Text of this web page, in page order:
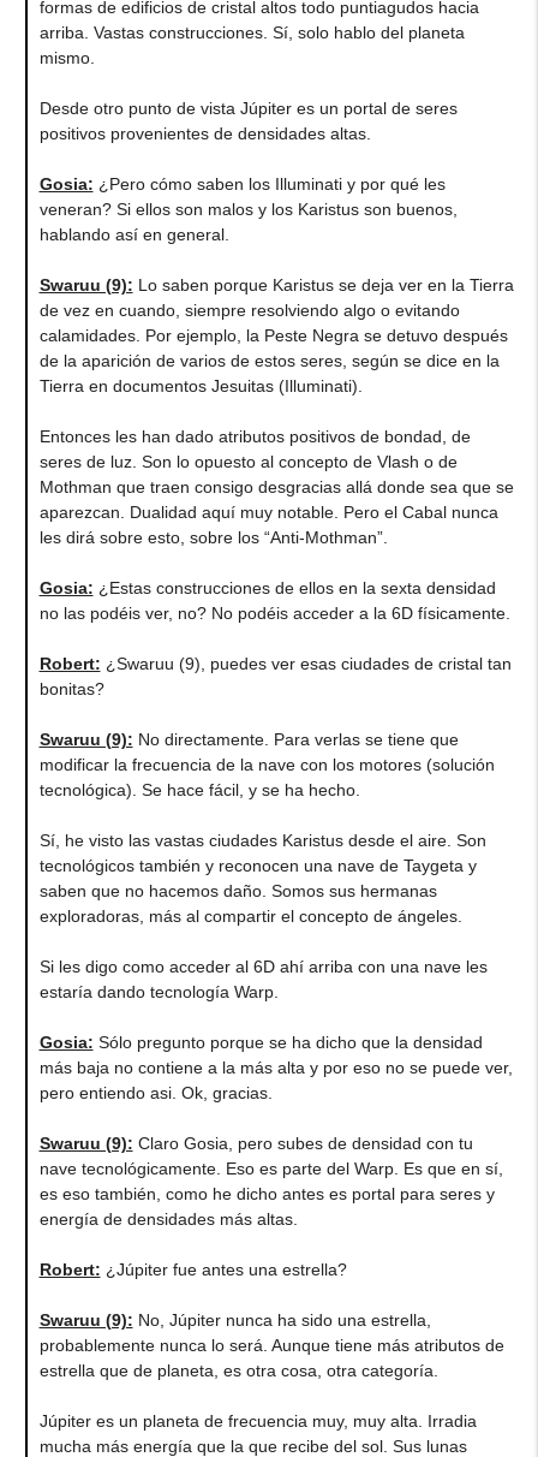
formas de edificios de cristal altos todo puntiagudos hacia
arriba. Vastas construcciones. Sí, solo hablo del planeta
mismo.
Desde otro punto de vista Júpiter es un portal de seres
positivos provenientes de densidades altas.
Gosia: ¿Pero cómo saben los Illuminati y por qué les
veneran? Si ellos son malos y los Karistus son buenos,
hablando así en general.
Swaruu (9): Lo saben porque Karistus se deja ver en la Tierra
de vez en cuando, siempre resolviendo algo o evitando
calamidades. Por ejemplo, la Peste Negra se detuvo después
de la aparición de varios de estos seres, según se dice en la
Tierra en documentos Jesuitas (Illuminati).
Entonces les han dado atributos positivos de bondad, de
seres de luz. Son lo opuesto al concepto de Vlash o de
Mothman que traen consigo desgracias allá donde sea que se
aparezcan. Dualidad aquí muy notable. Pero el Cabal nunca
les dirá sobre esto, sobre los “Anti-Mothman”.
Gosia: ¿Estas construcciones de ellos en la sexta densidad
no las podéis ver, no? No podéis acceder a la 6D físicamente.
Robert: ¿Swaruu (9), puedes ver esas ciudades de cristal tan
bonitas?
Swaruu (9): No directamente. Para verlas se tiene que
modificar la frecuencia de la nave con los motores (solución
tecnológica). Se hace fácil, y se ha hecho.
Sí, he visto las vastas ciudades Karistus desde el aire. Son
tecnológicos también y reconocen una nave de Taygeta y
saben que no hacemos daño. Somos sus hermanas
exploradoras, más al compartir el concepto de ángeles.
Si les digo como acceder al 6D ahí arriba con una nave les
estaría dando tecnología Warp.
Gosia: Sólo pregunto porque se ha dicho que la densidad
más baja no contiene a la más alta y por eso no se puede ver,
pero entiendo asi. Ok, gracias.
Swaruu (9): Claro Gosia, pero subes de densidad con tu
nave tecnológicamente. Eso es parte del Warp. Es que en sí,
es eso también, como he dicho antes es portal para seres y
energía de densidades más altas.
Robert: ¿Júpiter fue antes una estrella?
Swaruu (9): No, Júpiter nunca ha sido una estrella,
probablemente nunca lo será. Aunque tiene más atributos de
estrella que de planeta, es otra cosa, otra categoría.
Júpiter es un planeta de frecuencia muy, muy alta. Irradia
mucha más energía que la que recibe del sol. Sus lunas